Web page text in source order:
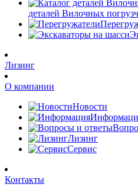
деталей Вилочных
Лизинг
О компании
Новости
Лизинг
Сервис
Контакты